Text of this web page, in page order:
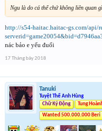
Ngu là do cá thể chứ không liên quan
http://s54-haitac.haitac-gs.com/api/
nác bảo e yếu đuối
17 Tháng bảy 2018
Tanuki
Tuyệt Thế Anh Hùng
Chữ Ký Động
Tung
Wanted 500.000.000 Beri